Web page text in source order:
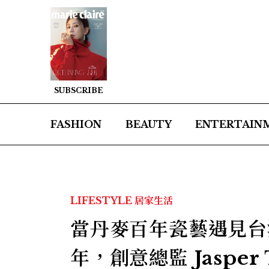
SUBSCRIBE
FASHION BEAUTY
LIFESTYLE 居家生活
當丹麥百年瓷藝遇見
年，創意總監